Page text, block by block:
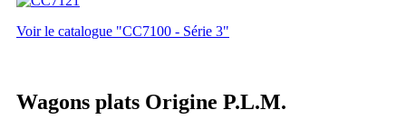
Voir le catalogue "CC7100 - Série 3"
Wagons plats Origine P.L.M.